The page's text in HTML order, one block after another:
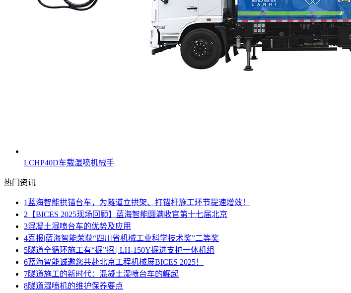
LCHP40D车载湿喷机械手
热门资讯
1 蓝海智能拱锚台车，为隧道立拱架、打锚杆施工环节提速增效！
2 【BICES 2025现场回顾】蓝海智能圆满收官第十七届北京
3混凝土湿喷台车的优势及应用
4喜报|蓝海智能荣获“四川省机械工业科学技术奖”二等奖
5隧道全循环施工有“掘”招 | LH-150Y掘进支护一体机组
6蓝海智能诚邀您共赴北京工程机械展BICES 2025！
7隧道施工的新时代：混凝土湿喷台车的崛起
8隧道湿喷机的维护保养要点